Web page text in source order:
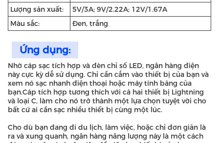
Lượng sản xuất:
5V/3A; 9V/2.22A; 12V/1.67A
Màu sắc:
Đen, trắng
Ứng dụng:
Nhờ cáp sạc tích hợp và đèn chỉ số LED, ngân hàng điện
này cực kỳ dễ sử dụng. Chỉ cần cắm vào thiết bị của bạn và
xem nó sạc nhanh điện thoại hoặc máy tính bảng của
bạn.Cáp tích hợp tương thích với cả hai thiết bị Lightning
và loại C, làm cho nó trở thành một lựa chọn tuyệt vời cho
bất cứ ai cần sạc nhiều thiết bị cùng một lúc.
Cho dù bạn đang đi du lịch, làm việc, hoặc chỉ đơn giản là
ra và xung quanh, ngân hàng năng lượng này là một cách